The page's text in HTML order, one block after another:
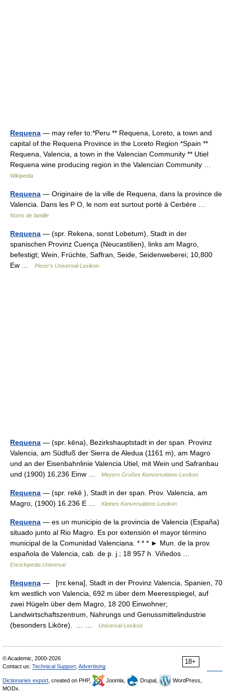
Requena — may refer to:*Peru ** Requena, Loreto, a town and
capital of the Requena Province in the Loreto Region *Spain **
Requena, Valencia, a town in the Valencian Community ** Utiel
Requena wine producing region in the Valencian Community …
Wikipedia
Requena — Originaire de la ville de Requena, dans la province de
Valencia. Dans les P O, le nom est surtout porté à Cerbère …
Noms de famille
Requena — (spr. Rekena, sonst Lobetum), Stadt in der
spanischen Provinz Cuença (Neucastilien), links am Magro,
befestigt; Wein, Früchte, Saffran, Seide, Seidenweberei; 10,800
Ew …
Pierer's Universal-Lexikon
Requena — (spr. kēna), Bezirkshauptstadt in der span. Provinz
Valencia, am Südfuß der Sierra de Aledua (1161 m), am Magro
und an der Eisenbahnlinie Valencia Utiel, mit Wein und Safranbau
und (1900) 16,236 Einw …
Meyers Großes Konversations-Lexikon
Requena — (spr. rekē ), Stadt in der span. Prov. Valencia, am
Magro, (1900) 16.236 E …
Kleines Konversations-Lexikon
Requena — es un municipio de la provincia de Valencia (España)
situado junto al Rio Magro. Es por extensión el mayor término
municipal de la Comunidad Valenciana. * * * ► Mun. de la prov.
española de Valencia, cab. de p. j.; 18 957 h. Viñedos …
Enciclopedia Universal
Requena — [rrɛ kena], Stadt in der Provinz Valencia, Spanien, 70
km westlich von Valencia, 692 m über dem Meeresspiegel, auf
zwei Hügeln über dem Magro, 18 200 Einwohner;
Landwirtschaftszentrum, Nahrungs und Genussmittelindustrie
(besonders Liköre). … …
Universal-Lexikon
18+
© Academic, 2000-2026
Contact us: Technical Support Advertising
Dictionaries export , created on PHP, Joomla, Drupal,
WordPress,
MODx.